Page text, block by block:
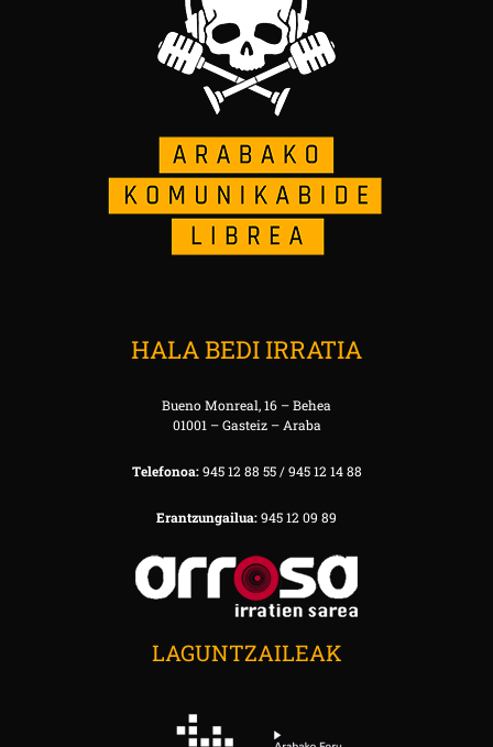
HALA BEDI IRRATIA
Bueno Monreal, 16 – Behea
01001 – Gasteiz – Araba
Telefonoa:945 12 88 55 / 945 12 14 88
Erantzungailua:945 12 09 89
LAGUNTZAILEAK